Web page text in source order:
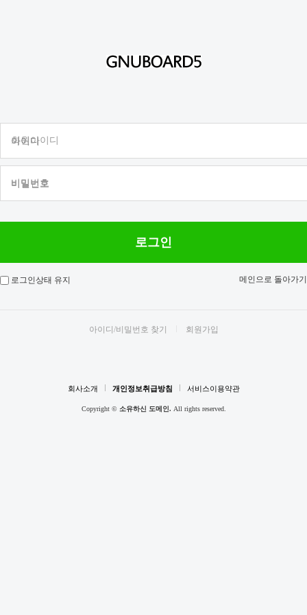
회원아이디
비밀번호
로그인상태 유지 메인으로 돌아가기
아이디/비밀번호 찾기 회원가입
회사소개 개인정보취급방침 서비스이용약관
Copyright © 소유하신 도메인. All rights reserved.